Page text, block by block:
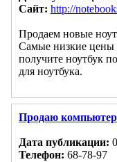
Сайт: http://
Продаем новые
Самые низкие цены
получите ноутбук
для ноутбука.
Продаю компьютер
Дата публикации:
Телефон: 68-78-97